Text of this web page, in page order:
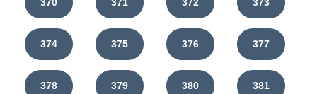
370 371 372 373
374 375 376 377
378 379 380 381